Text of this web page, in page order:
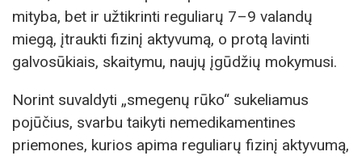
mityba, bet ir užtikrinti reguliarų 7–9 valandų
miegą, įtraukti fizinį aktyvumą, o protą lavinti
galvosūkiais, skaitymu, naujų įgūdžių mokymusi.
Norint suvaldyti „smegenų rūko“ sukeliamus
pojūčius, svarbu taikyti nemedikamentines
priemones, kurios apima reguliarų fizinį aktyvumą,